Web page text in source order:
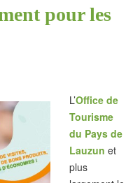
pour les
L’Office de
Tourisme
du Pays de
Lauzun et
plus